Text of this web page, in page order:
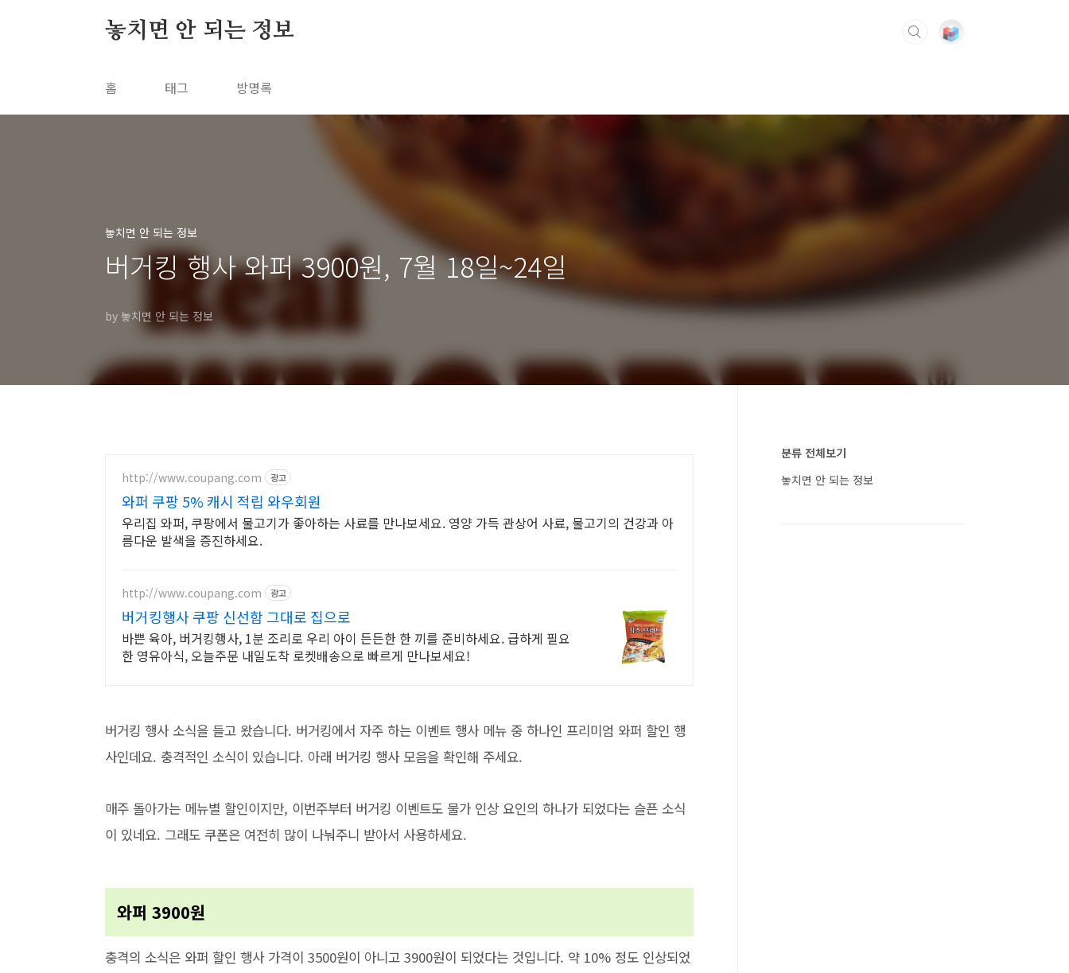
놓치면 안 되는 정보
홈 태그 방명록
놓치면 안 되는 정보
버거킹 행사 와퍼 3900원, 7월 18일~24일
by 놓치면 안 되는 정보
http://www.coupang.com 광고
와퍼 쿠팡 5% 캐시 적립 와우회원
우리집 와퍼, 쿠팡에서 물고기가 좋아하는 사료를 만나보세요. 영양 가득 관상어 사료, 물고기의 건강과 아
름다운 발색을 증진하세요.
http://www.coupang.com 광고
버거킹행사 쿠팡 신선함 그대로 집으로
바쁜 육아, 버거킹행사, 1분 조리로 우리 아이 든든한 한 끼를 준비하세요. 급하게 필요
한 영유아식, 오늘주문 내일도착 로켓배송으로 빠르게 만나보세요!
버거킹 행사 소식을 들고 왔습니다. 버거킹에서 자주 하는 이벤트 행사 메뉴 중 하나인 프리미엄 와퍼 할인 행
사인데요. 충격적인 소식이 있습니다. 아래 버거킹 행사 모음을 확인해 주세요.
매주 돌아가는 메뉴별 할인이지만, 이번주부터 버거킹 이벤트도 물가 인상 요인의 하나가 되었다는 슬픈 소식
이 있네요. 그래도 쿠폰은 여전히 많이 나눠주니 받아서 사용하세요.
와퍼 3900원
충격의 소식은 와퍼 할인 행사 가격이 3500원이 아니고 3900원이 되었다는 것입니다. 약 10% 정도 인상되었
분류 전체보기
놓치면 안 되는 정보